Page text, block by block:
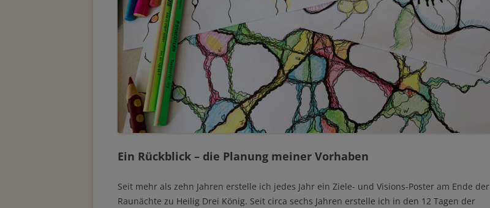
Ein Rückblick – die Planung meiner Vorhaben
Seit mehr als zehn Jahren erstelle ich jedes Jahr ein Ziele- und Visions-Poster am Ende der
Raunächte zu Heilig Drei König. Seit circa sechs Jahren erstelle ich in den 12 Tagen der